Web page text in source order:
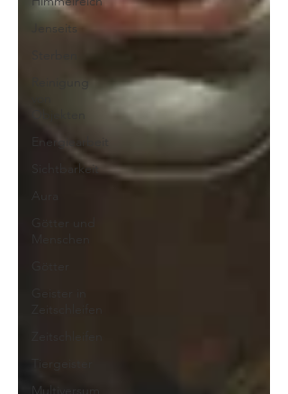
Jenseits
Energiearbeit
Sichtbarkeit
Multiversum